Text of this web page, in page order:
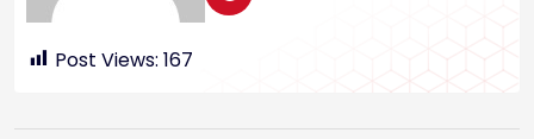
Post Views: 167